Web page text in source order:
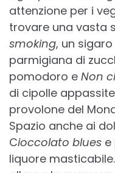
attenzione per i
trovare una vasta
smoking, un
parmigiana di
pomodoro e Non
di cipolle
provolone del
Spazio anche ai
Cioccolato blues e
liquore